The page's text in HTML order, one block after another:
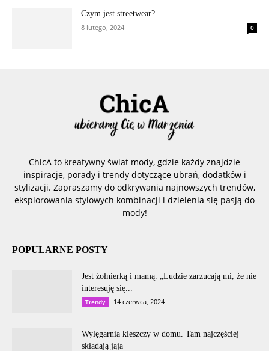
Czym jest streetwear?
8 lutego, 2024
0
ChicA to kreatywny świat mody, gdzie każdy znajdzie
inspiracje, porady i trendy dotyczące ubrań, dodatków i
stylizacji. Zapraszamy do odkrywania najnowszych trendów,
eksplorowania stylowych kombinacji i dzielenia się pasją do
mody!
POPULARNE POSTY
Jest żołnierką i mamą. „Ludzie zarzucają mi, że nie
interesuję się...
Trendy 14 czerwca, 2024
Wylęgarnia kleszczy w domu. Tam najczęściej
składają jaja